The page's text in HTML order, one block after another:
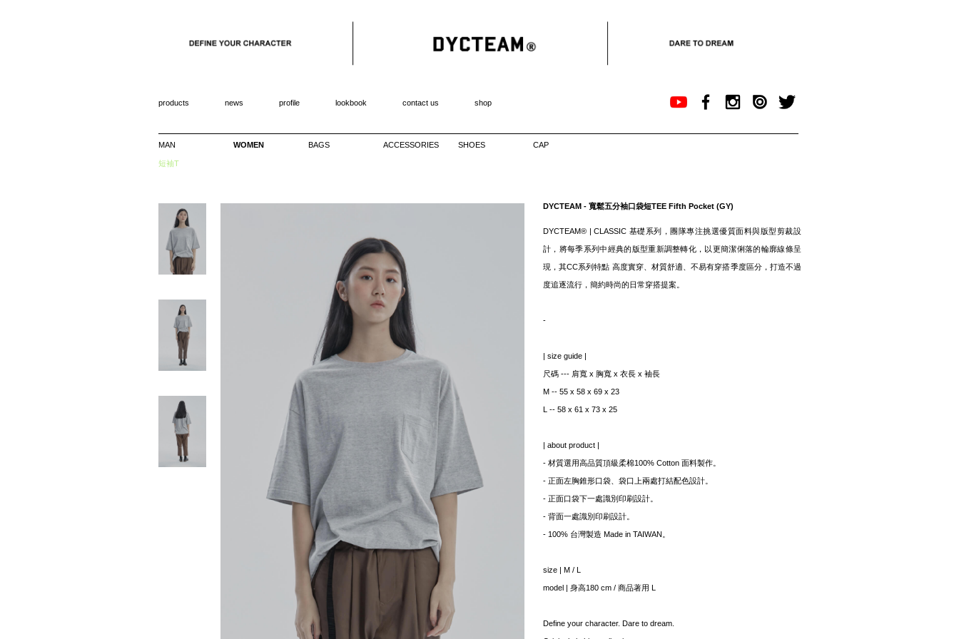
products news profile lookbook contact us shop
MAN WOMEN BAGS ACCESSORIES SHOES CAP
短袖T
DYCTEAM - 寬鬆五分袖口袋短TEE Fifth Pocket (GY)
DYCTEAM® | CLASSIC 基礎系列，團隊專注挑選優質面料與版型剪裁設
計，將每季系列中經典的版型重新調整轉化，以更簡潔俐落的輪廓線條呈
現，其CC系列特點 高度實穿、材質舒適、不易有穿搭季度區分，打造不過
度追逐流行，簡約時尚的日常穿搭提案。
-
| size guide |
尺碼 --- 肩寬 x 胸寬 x 衣長 x 袖長
M -- 55 x 58 x 69 x 23
L -- 58 x 61 x 73 x 25
| about product |
- 材質選用高品質頂級柔棉100% Cotton 面料製作。
- 正面左胸錐形口袋、袋口上兩處打結配色設計。
- 正面口袋下一處識別印刷設計。
- 背面一處識別印刷設計。
- 100% 台灣製造 Made in TAIWAN。
size | M / L
model | 身高180 cm / 商品著用 L
Define your character. Dare to dream.